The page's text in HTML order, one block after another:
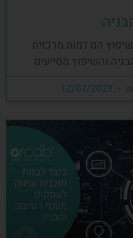
הם דמות מרכזית
והשיפוץ מסייעים